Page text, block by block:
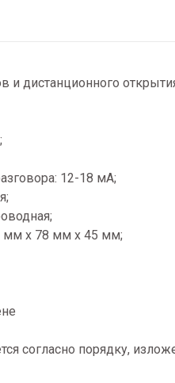
и дистанционного
12-18 мА;
мм х 78 мм х 45 мм;
согласно порядку,